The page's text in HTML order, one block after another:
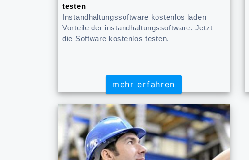
testen
Instandhaltungssoftware kostenlos laden
Vorteile der instandhaltungssoftware. Jetzt
die Software kostenlos testen.
mehr erfahren
mehr erfahren